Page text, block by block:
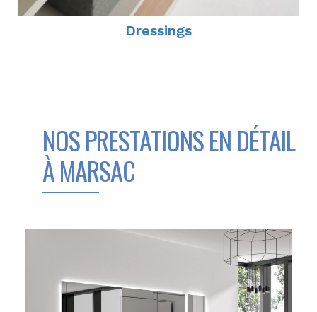
Dressings
NOS PRESTATIONS EN DÉTAIL
À MARSAC